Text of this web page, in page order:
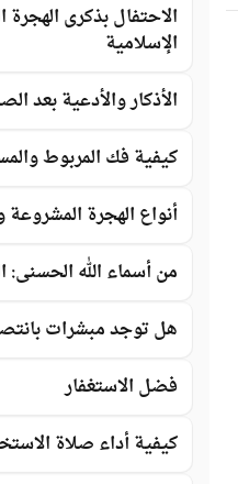
الاحتفال بذكرى الهجرة
الإسلامية
الأذكار والأدعية بعد
كيفية فك المربوط
أنواع الهجرة
من أسماء الله الحسنى:
هل توجد مبشرات
فضل الاستغفار
كيفية أداء صلاة